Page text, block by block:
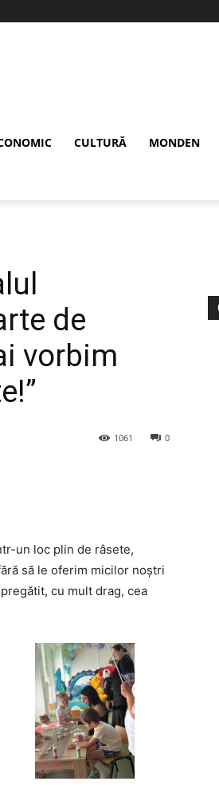
CULTURĂ MONDEN
de
vorbim
0
1061
un loc plin de râsete,
să le oferim micilor noștri
cu mult drag, cea